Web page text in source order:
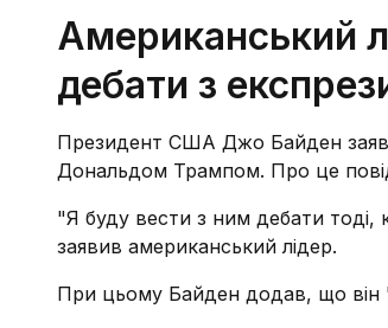
Американський
дебати з
Президент США Джо Байден
Дональдом Трампом. Про це
"Я буду вести з ним дебати
заявив американський лідер.
При цьому Байден додав, що він